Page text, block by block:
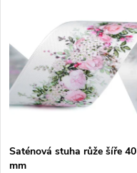
t
ů
t
ů
Saténová stuha růže šíře 40
mm